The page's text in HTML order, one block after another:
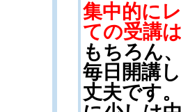
集中的に
ての受講
もちろん
毎日開講
丈夫です